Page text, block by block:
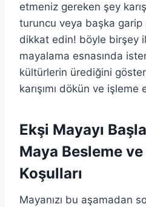
etmeniz gereken şey
turuncu veya başka garip
dikkat edin! böyle birşey
mayalama esnasında
kültürlerin ürediğini
karışımı dökün ve
Ekşi Mayayı
Maya Besleme
Koşulları
Mayanızı bu aşamadan